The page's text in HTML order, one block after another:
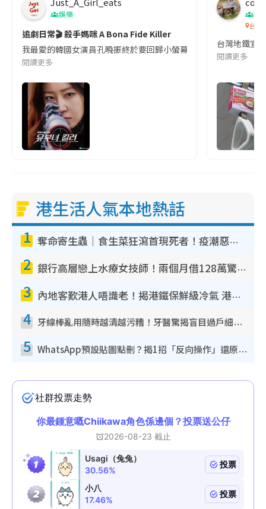
娛樂
追劇日常🎬 殺手媽咪 A Bona Fide Killer
我最愛的韓國女演員孔曉振終於要回歸小螢幕啦!這次的劇本改編
閱讀更多
吹
台灣
台灣地鐵宣
閱讀更多
港生活人氣本地熱話
1 奪命寄生蟲｜食生菜狂瀉首現死者！疫潮惡化錄1.8萬宗病例 揭洗菜3大謬誤
2 銀行高層戀上水療女技師！兩個月借128萬驚覺「沉船」沉落火海 揭背後疑似邪教操控賣淫
3 內地客歎港人唔識老！揭港鐵保鮮級冷氣 港人求放過：咪投訴
4 牙線棒亂用隨時越清越污糟！牙醫驚揭盲目過戶細菌恐致蛀牙：呢種先係日常真保養
5 WhatsApp預設貼圖點刪？揭1招「反向操作」還原簡潔介面 附3步實測教學